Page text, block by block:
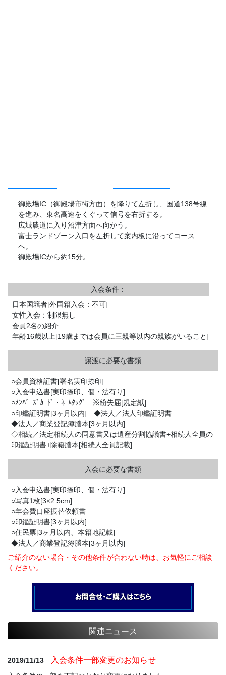
御殿場IC（御殿場市街方面）を降りて左折し、国道138号線
を進み、東名高速をくぐって信号を右折する。
広域農道に入り沼津方面へ向かう。
富士ランドゾーン入口を左折して案内板に沿ってコース
へ。
御殿場ICから約15分。
入会条件：
日本国籍者[外国籍入会：不可]
女性入会：制限無し
会員2名の紹介
年齢16歳以上[19歳までは会員に三親等以内の親族がいること]
○会員資格証書[署名実印捺印]
○入会申込書[実印捺印、個・法有り]
○ﾒﾝﾊﾞｰｽﾞｶｰﾄﾞ・ﾈｰﾑﾀｯｸﾞ ※紛失届[規定紙]
○印鑑証明書[3ヶ月以内] ◆法人／法人印鑑証明書
◆法人／商業登記簿謄本[3ヶ月以内]
◇相続／法定相続人の同意書又は遺産分割協議書+相続人全員の
印鑑証明書+除籍謄本[相続人全員記載]
○入会申込書[実印捺印、個・法有り]
○写真1枚[3×2.5cm]
○年会費口座振替依頼書
○印鑑証明書[3ヶ月以内]
○住民票[3ヶ月以内、本籍地記載]
◆法人／商業登記簿謄本[3ヶ月以内]
ご紹介のない場合・その他条件が合わない時は、お気軽にご相談
ください。
関連ニュース
2019/11/13 入会条件一部変更のお知らせ